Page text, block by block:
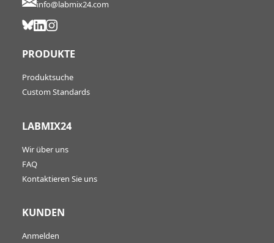
info@labmix24.com
PRODUKTE
Produktsuche
Custom Standards
LABMIX24
Wir über uns
FAQ
Kontaktieren Sie uns
KUNDEN
Anmelden